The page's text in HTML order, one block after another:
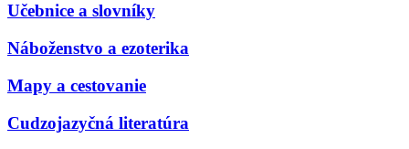
Učebnice a slovníky
Náboženstvo a ezoterika
Mapy a cestovanie
Cudzojazyčná literatúra